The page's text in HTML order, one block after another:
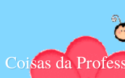
Coisas da